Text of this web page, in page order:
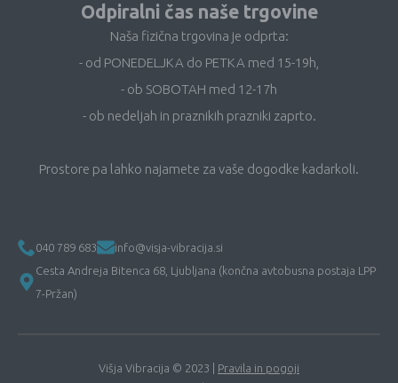
Odpiralni čas naše trgovine
Naša fizična trgovina je odprta:
- od PONEDELJKA do PETKA med 15-19h,
- ob SOBOTAH med 12-17h
- ob nedeljah in praznikih prazniki zaprto.
Prostore pa lahko najamete za vaše dogodke kadarkoli.
040 789 683
info@visja-vibracija.si
Cesta Andreja Bitenca 68, Ljubljana (končna avtobusna postaja LPP
7-Pržan)
Višja Vibracija © 2023 | Pravila in pogoji